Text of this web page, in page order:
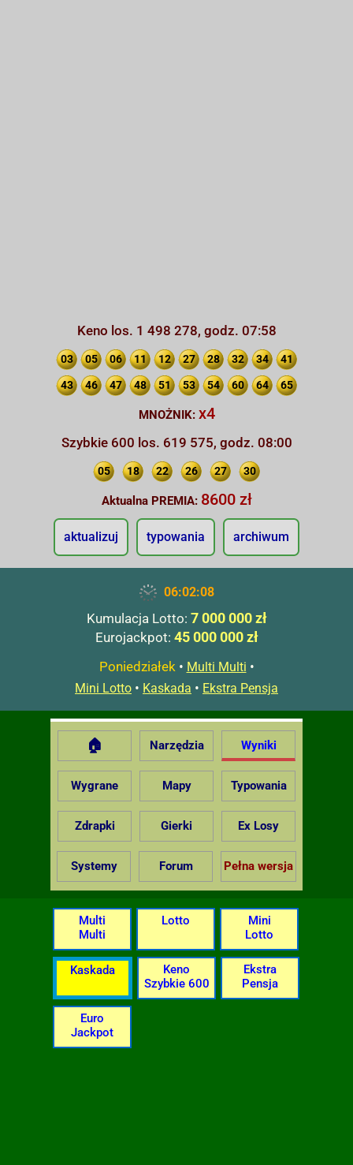
Keno los. 1 498 278, godz. 07:58
03 05 06 11 12 27 28 32 34 41
43 46 47 48 51 53 54 60 64 65
MNOŻNIK: x4
Szybkie 600 los. 619 575, godz. 08:00
05 18 22 26 27 30
Aktualna PREMIA: 8600 zł
aktualizuj typowania archiwum
06:02:09
Kumulacja Lotto: 7 000 000 zł
Eurojackpot: 45 000 000 zł
Poniedziałek• Multi Multi •
Mini Lotto • Kaskada • Ekstra Pensja
🏠 Narzędzia Wyniki
Wygrane Mapy Typowania
Zdrapki Gierki Ex Losy
Systemy Forum Pełna wersja
Multi
Multi
Lotto
Mini
Lotto
Kaskada
Keno
Szybkie 600
Ekstra
Pensja
Euro
Jackpot